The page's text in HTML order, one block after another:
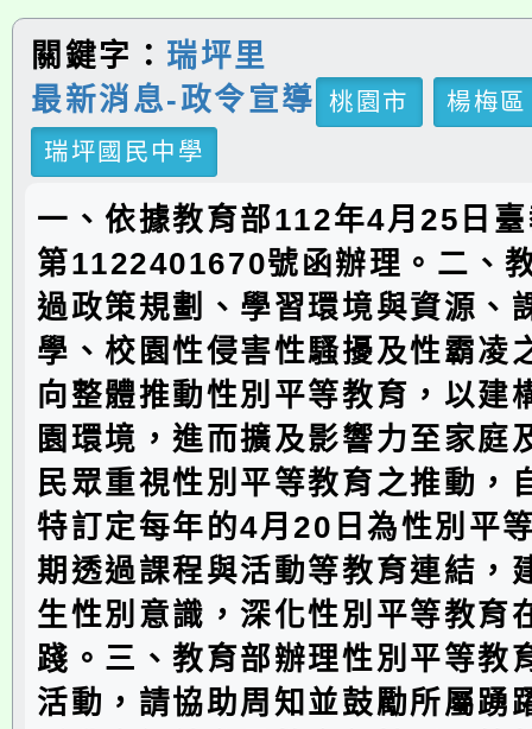
關鍵字： 瑞坪里
最新消息-政令宣導
桃園市
楊梅區
瑞坪國民中學
一、依據教育部112年4月25日
第1122401670號函辦理。二、
過政策規劃、學習環境與資源、
學、校園性侵害性騷擾及性霸凌
向整體推動性別平等教育，以建
園環境，進而擴及影響力至家庭
民眾重視性別平等教育之推動，
特訂定每年的4月20日為性別平
期透過課程與活動等教育連結，
生性別意識，深化性別平等教育
踐。三、教育部辦理性別平等教
活動，請協助周知並鼓勵所屬踴